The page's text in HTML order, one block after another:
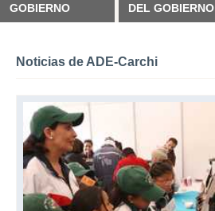
GOBIERNO
DEL GOBIERNO
Noticias de ADE-Carchi